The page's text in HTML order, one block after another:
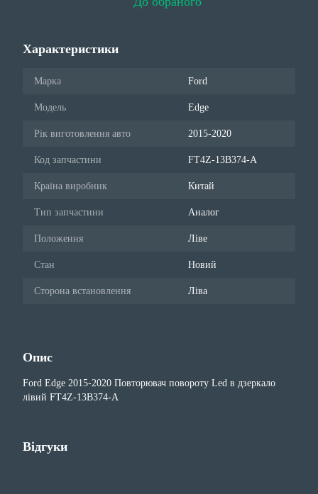
Характеристики
Марка Ford
Модель Edge
Рік виготовлення авто 2015-2020
Код запчастини FT4Z-13B374-A
Країна виробник Китай
Тип запчастини Аналог
Положення Ліве
Стан Новий
Сторона встановлення Ліва
Опис
Ford Edge 2015-2020 Повторювач повороту Led в дзеркало
лівий FT4Z-13B374-A
Відгуки